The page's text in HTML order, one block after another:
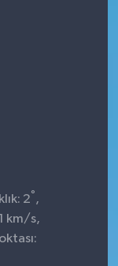
2° ,
km/s,